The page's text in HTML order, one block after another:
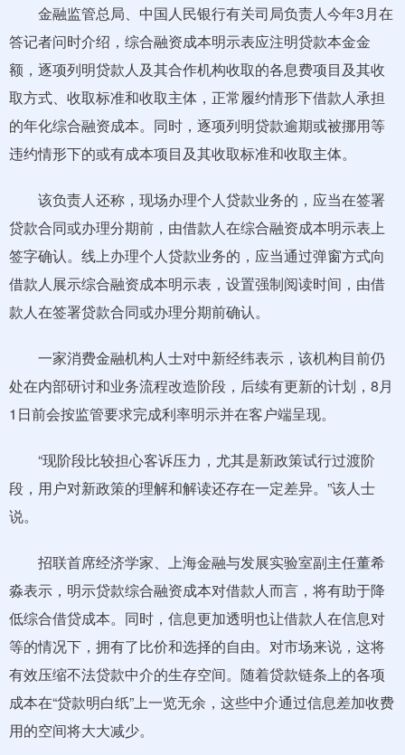
金融监管总局、中国人民银行有关司局负责人今年3月在
答记者问时介绍，综合融资成本明示表应注明贷款本金金
额，逐项列明贷款人及其合作机构收取的各息费项目及其收
取方式、收取标准和收取主体，正常履约情形下借款人承担
的年化综合融资成本。同时，逐项列明贷款逾期或被挪用等
违约情形下的或有成本项目及其收取标准和收取主体。
该负责人还称，现场办理个人贷款业务的，应当在签署
贷款合同或办理分期前，由借款人在综合融资成本明示表上
签字确认。线上办理个人贷款业务的，应当通过弹窗方式向
借款人展示综合融资成本明示表，设置强制阅读时间，由借
款人在签署贷款合同或办理分期前确认。
一家消费金融机构人士对中新经纬表示，该机构目前仍
处在内部研讨和业务流程改造阶段，后续有更新的计划，8月
1日前会按监管要求完成利率明示并在客户端呈现。
“现阶段比较担心客诉压力，尤其是新政策试行过渡阶
段，用户对新政策的理解和解读还存在一定差异。”该人士
说。
招联首席经济学家、上海金融与发展实验室副主任董希
淼表示，明示贷款综合融资成本对借款人而言，将有助于降
低综合借贷成本。同时，信息更加透明也让借款人在信息对
等的情况下，拥有了比价和选择的自由。对市场来说，这将
有效压缩不法贷款中介的生存空间。随着贷款链条上的各项
成本在“贷款明白纸”上一览无余，这些中介通过信息差加收费
用的空间将大大减少。